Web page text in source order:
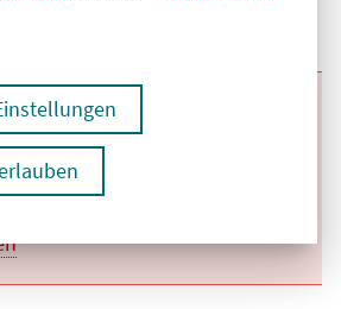
Anfangszeit:
,09:00 Uhr
Neurologie
Elisabeth Herzberge,
Berlin